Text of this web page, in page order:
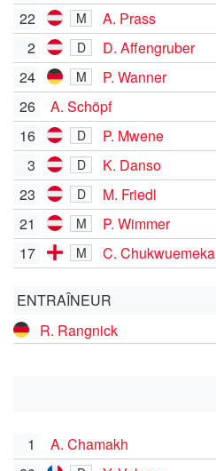
22
M A. Prass
2 D
D. Affengruber
24
M P. Wanner
26
A. Schöpf
16
D P. Mwene
3 D K. Danso
23 D M. Friedl
21 M
P. Wimmer
17
M C. Chukwuemeka
ENTRAÎNEUR
R. Rangnick
1
A. Chamakh